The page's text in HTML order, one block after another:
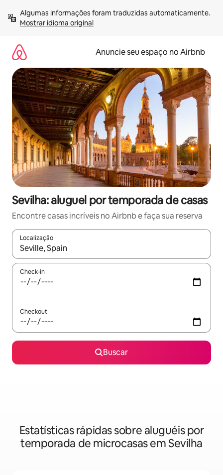
para
Mostrar idioma original
Anuncie seu espaço no Airbnb
Sevilha: aluguel por temporada de casas
Encontre casas incríveis no Airbnb e faça sua reserva
Localização
Quando os resultados estiverem disponíveis, explore-os
Check-in
Checkout
Buscar
Estatísticas rápidas sobre aluguéis por
temporada de microcasas em Sevilha